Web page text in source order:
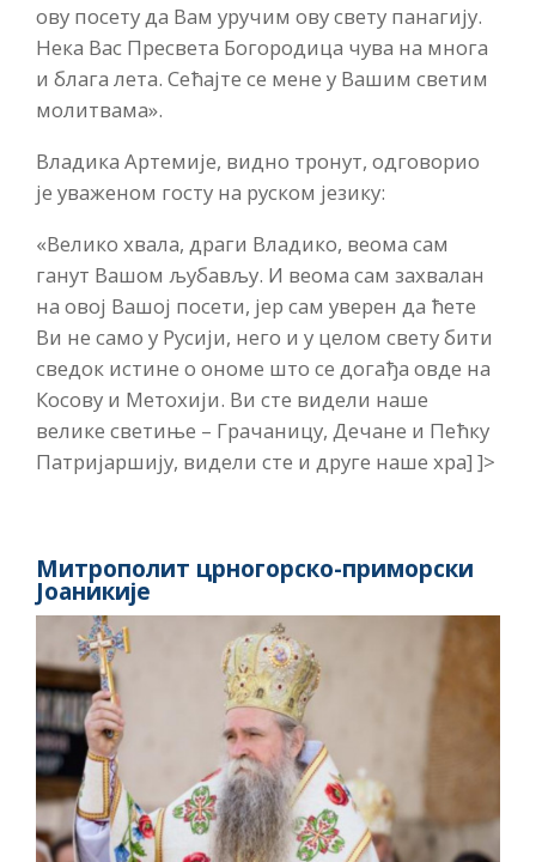
ову посету да Вам уручим ову свету панагију.
Нека Вас Пресвета Богородица чува на многа
и блага лета. Сећајте се мене у Вашим светим
молитвама».
Владика Артемије, видно тронут, одговорио
је уваженом госту на руском језику:
«Велико хвала, драги Владико, веома сам
ганут Вашом љубављу. И веома сам захвалан
на овој Вашој посети, јер сам уверен да ћете
Ви не само у Русији, него и у целом свету бити
сведок истине о ономе што се догађа овде на
Косову и Метохији. Ви сте видели наше
велике светиње – Грачаницу, Дечане и Пећку
Патријаршију, видели сте и друге наше хра] ]>
Митрополит црногорско-приморски
Јоаникије